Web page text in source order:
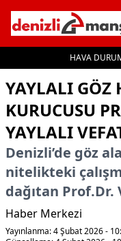
HAVA
YAYLALI GÖZ
KURUCUSU
YAYLALI
Denizli’de göz
nitelikteki
dağıtan Prof.Dr.
Haber Merkezi
Yayınlanma: 4 Şubat 2026 -